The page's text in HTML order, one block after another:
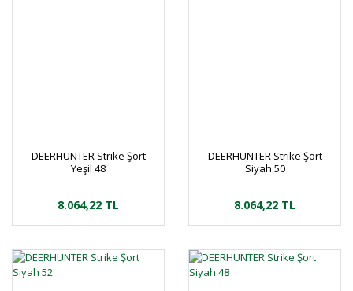
DEERHUNTER Strike Şort
Yeşil 48
8.064,22 TL
DEERHUNTER Strike Şort
Siyah 50
8.064,22 TL